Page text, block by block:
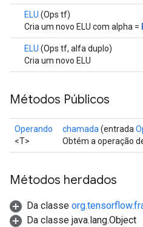
ELU (Ops tf)
Cria um novo ELU com alpha =
ELU (Ops tf, alfa duplo)
Cria um novo ELU
Métodos Públicos
Operando
<T>
chamada (entrada
Obtém a operação
Métodos herdados
Da classe
Da classe java.lang.Object